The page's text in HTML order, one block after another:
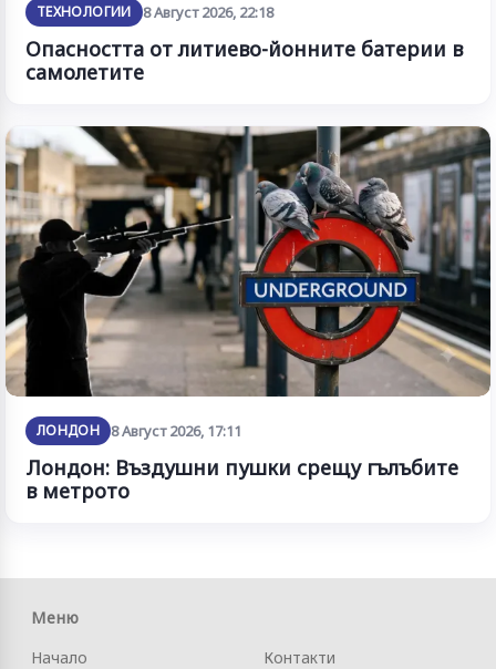
ТЕХНОЛОГИИ 8 Август 2026, 22:18
Опасността от литиево-йонните батерии в
самолетите
ЛОНДОН 8 Август 2026, 17:11
Лондон: Въздушни пушки срещу гълъбите
в метрото
Меню
Начало
Контакти